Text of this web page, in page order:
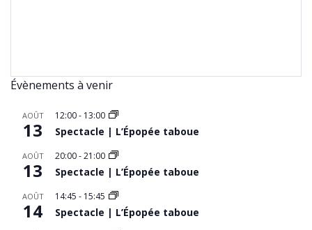
Évènements à venir
AOÛT
13
12:00- 13:00
Spectacle | L’Épopée taboue
AOÛT
13
20:00-21:00
Spectacle | L’Épopée taboue
AOÛT
14
14:45 - 15:45
Spectacle | L’Épopée taboue